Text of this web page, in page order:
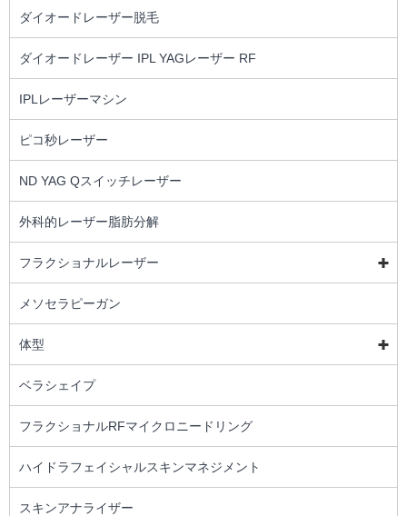
ダイオードレーザー脱毛
ダイオードレーザー IPL YAGレーザー RF
IPLレーザーマシン
ピコ秒レーザー
ND YAG Qスイッチレーザー
外科的レーザー脂肪分解
フラクショナルレーザー
メソセラピーガン
体型
ベラシェイプ
フラクショナルRFマイクロニードリング
ハイドラフェイシャルスキンマネジメント
スキンアナライザー